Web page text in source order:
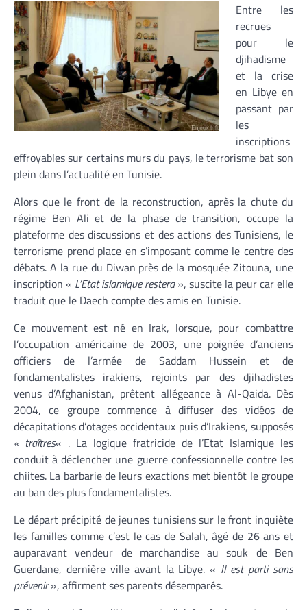
Entre les
recrues
pour le
djihadisme
et la crise
en Libye en
passant par
les
inscriptions
effroyables sur certains murs du pays, le terrorisme bat son
plein dans l’actualité en Tunisie.
Alors que le front de la reconstruction, après la chute du
régime Ben Ali et de la phase de transition, occupe la
plateforme des discussions et des actions des Tunisiens, le
terrorisme prend place en s’imposant comme le centre des
débats. A la rue du Diwan près de la mosquée Zitouna, une
inscription « L’Etat islamique restera», suscite la peur car elle
traduit que le Daech compte des amis en Tunisie.
Ce mouvement est né en Irak, lorsque, pour combattre
l’occupation américaine de 2003, une poignée d’anciens
officiers de l’armée de Saddam Hussein et de
fondamentalistes irakiens, rejoints par des djihadistes
venus d’Afghanistan, prêtent allégeance à Al-Qaida. Dès
2004, ce groupe commence à diffuser des vidéos de
décapitations d’otages occidentaux puis d’Irakiens, supposés
« traîtres« . La logique fratricide de l’Etat Islamique les
conduit à déclencher une guerre confessionnelle contre les
chiites. La barbarie de leurs exactions met bientôt le groupe
au ban des plus fondamentalistes.
Le départ précipité de jeunes tunisiens sur le front inquiète
les familles comme c’est le cas de Salah, âgé de 26 ans et
auparavant vendeur de marchandise au souk de Ben
Guerdane, dernière ville avant la Libye. « Il est parti sans
prévenir», affirment ses parents désemparés.